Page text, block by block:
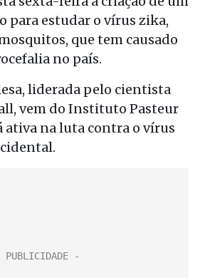
para estudar o vírus zika,
que tem causado
no país.
liderada pelo cientista
vem do Instituto Pasteur
ativa na luta contra o vírus